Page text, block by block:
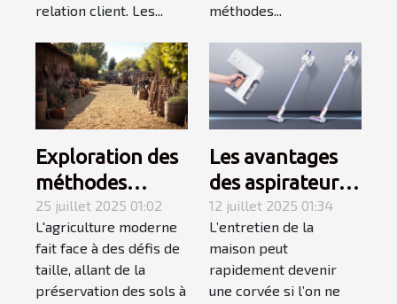
relation client. Les...
méthodes...
Exploration des
méthodes
ancestrales dans
l'agriculture
moderne
25 juillet 2025 01:02
L'agriculture moderne
fait face à des défis de
taille, allant de la
préservation des sols à
Les avantages
des aspirateurs
balais sans fil
pour un ménage
efficace
12 juillet 2025 01:34
L’entretien de la
maison peut
rapidement devenir
une corvée si l’on ne